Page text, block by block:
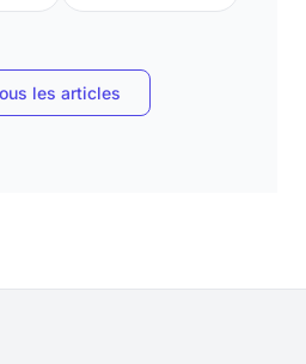
les articles